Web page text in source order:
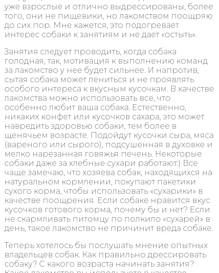
уже взрослые и отлично выдрессированы, более
того, они не пищевики, но лакомством поощряю
до сих пор. Мне кажется, это подогревает
интерес собаки к занятиям и не дает «остыть».
Занятия следует проводить, когда собака
голодная, так, мотивация к выполнению команд
за лакомство у нее будет сильнее. И напротив,
сытая собака может лениться и не проявлять
особого интереса к вкусным кусочкам. В качестве
лакомства можно использовать все, что
особенно любит ваша собака. Естественно,
никаких конфет или кусочков сахара, это может
навредить здоровью собаки, тем более в
щенячьем возрасте. Подойдут кусочки сыра, мяса
(вареного или сырого), подсушенная в духовке и
мелко нарезанная говяжья печень. Некоторые
собаки даже за хлебные сухари работают:) Все
чаще замечаю, что хозяева собак, находящихся на
натуральном кормлении, покупают пакетики
сухого корма, чтобы использовать «сухарики» в
качестве поощрения. Если собаке нравится вкус
кусочков готового корма, почему бы и нет? Если
не скармливать питомцу по полкило «сухарей» в
день, такое лакомство не причинит вреда собаке.
Теперь хотелось бы послушать мнение опытных
владельцев собак. Как правильно дрессировать
собаку? С какого возраста начинать занятия?